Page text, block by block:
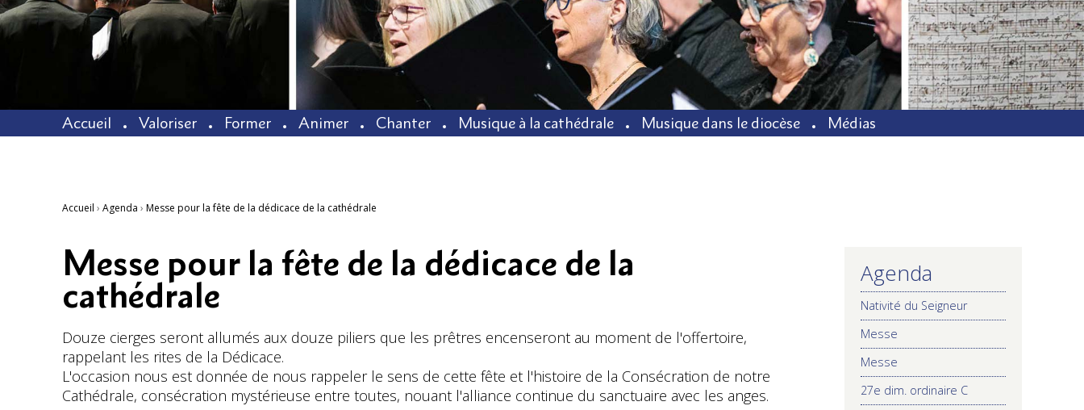
Accueil Valoriser Former Animer Chanter Musique à la cathédrale Musique dans le diocèse Médias
Accueil › Agenda › Messe pour la fête de la dédicace de la cathédrale
NAVIGATION
Agenda
Nativité du Seigneur
Messe
Messe
27e dim. ordinaire C
Messe pour la fête de la dédicace de la
cathédrale
Douze cierges seront allumés aux douze piliers que les prêtres encenseront au moment de l'offertoire,
rappelant les rites de la Dédicace.
L'occasion nous est donnée de nous rappeler le sens de cette fête et l'histoire de la Consécration de notre
Cathédrale, consécration mystérieuse entre toutes, nouant l'alliance continue du sanctuaire avec les anges.